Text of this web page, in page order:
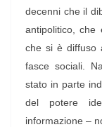
decenni che il
antipolitico,
che si è diffuso
fasce sociali.
stato in parte
del potere
informazione –